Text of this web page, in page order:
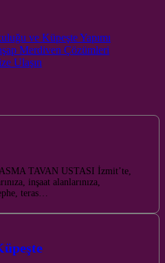
ve Küpeşte Yapımı
Merdiven Çözümleri
TAVAN USTASI İzmit’te,
inşaat alanlarınıza,
teras…